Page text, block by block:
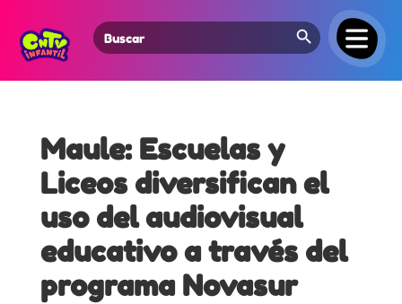
Search
for:
Search Button
Maule: Escuelas y
Liceos diversifican el
uso del audiovisual
educativo a través del
programa Novasur